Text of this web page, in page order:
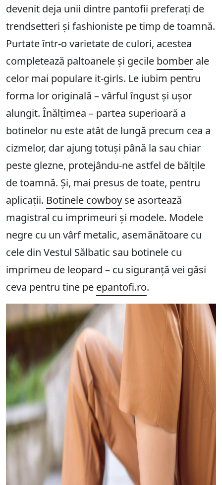
devenit deja unii dintre pantofii preferați de
trendsetteri și fashioniste pe timp de toamnă.
Purtate într-o varietate de culori, acestea
completează paltoanele și gecile bomber ale
celor mai populare it-girls. Le iubim pentru
forma lor originală – vârful îngust și ușor
alungit. Înălțimea – partea superioară a
botinelor nu este atât de lungă precum cea a
cizmelor, dar ajung totuși până la sau chiar
peste glezne, protejându-ne astfel de bălțile
de toamnă. Și, mai presus de toate, pentru
aplicații. Botinele cowboy se asortează
magistral cu imprimeuri și modele. Modele
negre cu un vârf metalic, asemănătoare cu
cele din Vestul Sălbatic sau botinele cu
imprimeu de leopard – cu siguranță vei găsi
ceva pentru tine pe epantofi.ro.